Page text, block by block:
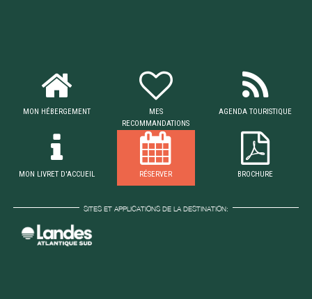
MON HÉBERGEMENT
MES
RECOMMANDATIONS
AGENDA TOURISTIQUE
MON LIVRET D'ACCUEIL RÉSERVER BROCHURE
SITES ET APPLICATIONS DE LA DESTINATION: